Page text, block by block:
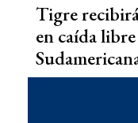
Tigre
en caída